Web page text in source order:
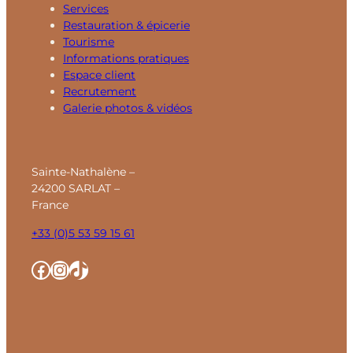
Services
Restauration & épicerie
Tourisme
Informations pratiques
Espace client
Recrutement
Galerie photos & vidéos
Sainte-Nathalène –
24200 SARLAT –
France
+33 (0)5 53 59 15 61
Facebook
Instagram
TikTok